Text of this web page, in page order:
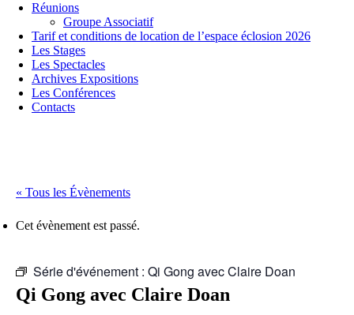
Réunions
Groupe Associatif
Tarif et conditions de location de l’espace éclosion 2026
Les Stages
Les Spectacles
Archives Expositions
Les Conférences
Contacts
« Tous les Évènements
Cet évènement est passé.
Série d'événement : Qi Gong avec Claire Doan
Qi Gong avec Claire Doan